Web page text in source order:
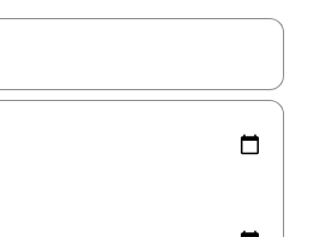
vinjari kwa kutumia vitufe vya